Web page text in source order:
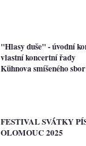
"Hlasy duše" - úvodní
vlastní koncertní řady
Kühnova smíšeného sbor
FESTIVAL SVÁTKY
OLOMOUC 2025